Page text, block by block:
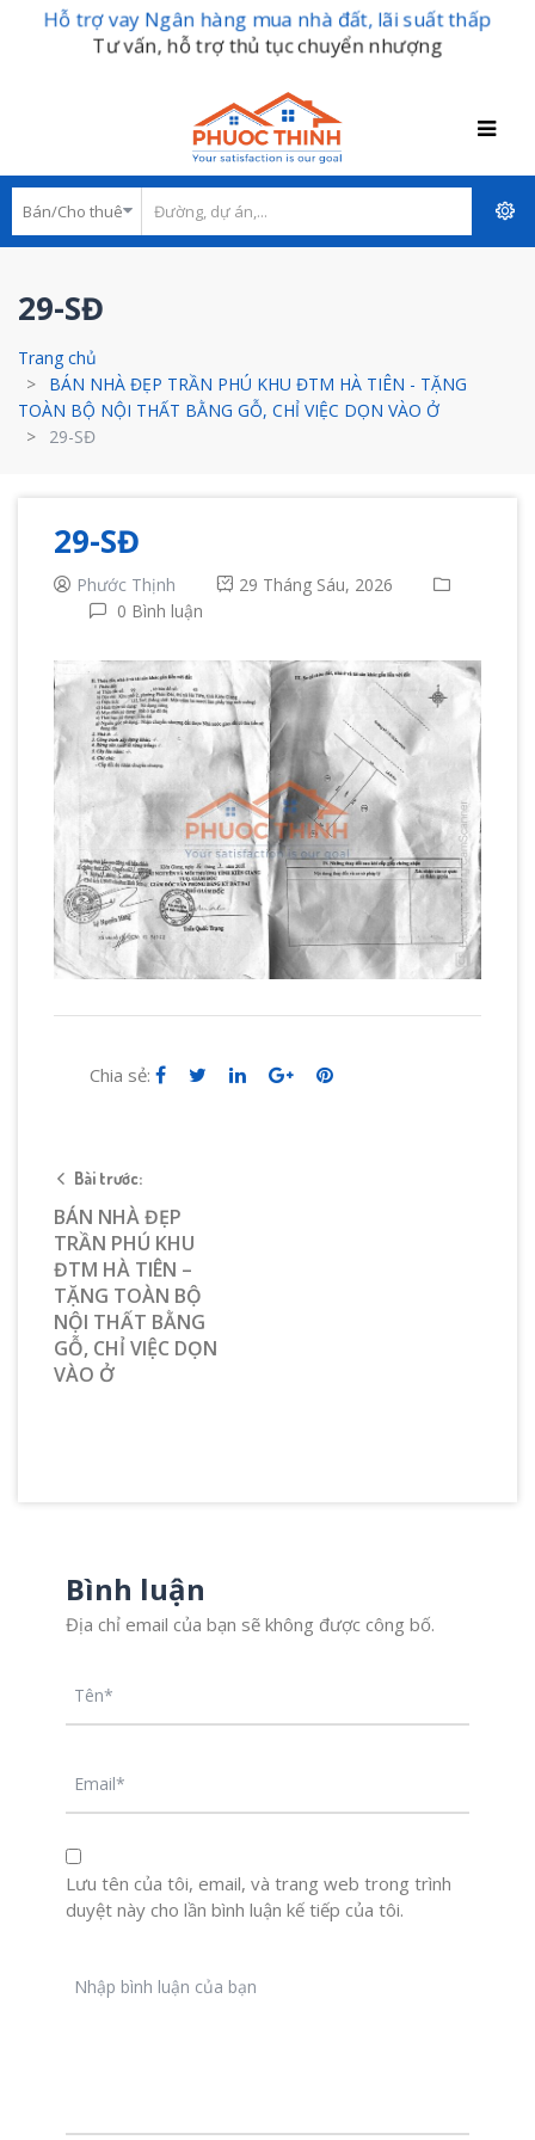
Hỗ trợ vay Ngân hàng mua nhà đất, lãi suất thấp
Tư vấn, hỗ trợ thủ tục chuyển nhượng
29-SĐ
Trang chủ
BÁN NHÀ ĐẸP TRẦN PHÚ KHU ĐTM HÀ TIÊN - TẶNG
TOÀN BỘ NỘI THẤT BẰNG GỖ, CHỈ VIỆC DỌN VÀO Ở
29-SĐ
29-SĐ
Phước Thịnh
29 Tháng Sáu, 2026
0 Bình luận
Chia sẻ:
Bài trước:
BÁN NHÀ ĐẸP
TRẦN PHÚ KHU
ĐTM HÀ TIÊN –
TẶNG TOÀN BỘ
NỘI THẤT BẰNG
GỖ, CHỈ VIỆC DỌN
VÀO Ở
Bình luận
Địa chỉ email của bạn sẽ không được công bố.
Lưu tên của tôi, email, và trang web trong trình
duyệt này cho lần bình luận kế tiếp của tôi.